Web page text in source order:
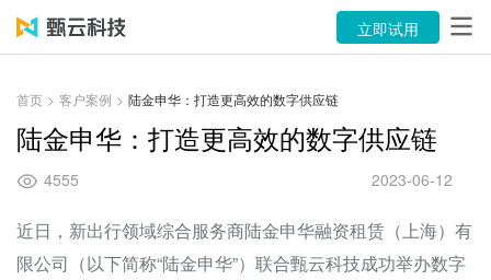
产品
案例
关于
立即试用
首页 > 客户案例 > 陆金申华：打造更高效的数字供应链
陆金申华：打造更高效的数字供应链
2023-06-12
4555
近日，新出行领域综合服务商陆金申华融资租赁（上海）有
限公司（以下简称“陆金申华”）联合甄云科技成功举办数字